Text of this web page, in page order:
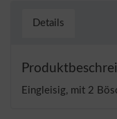
Details
Eingleisig, mit 2